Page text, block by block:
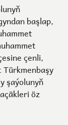
başlap,
çenli,
şaýolunyň
öz